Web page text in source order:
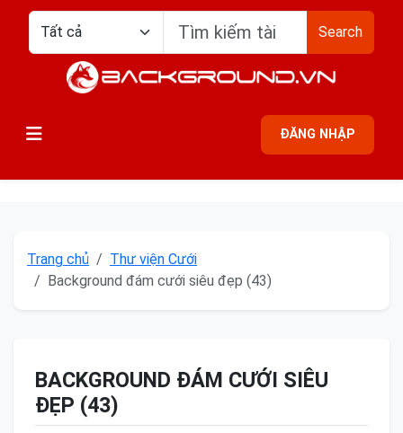
Search
ĐĂNG NHẬP
Trang chủ
Thư viện Cưới
Background đám cưới siêu đẹp (43)
BACKGROUND ĐÁM CƯỚI SIÊU
ĐẸP (43)